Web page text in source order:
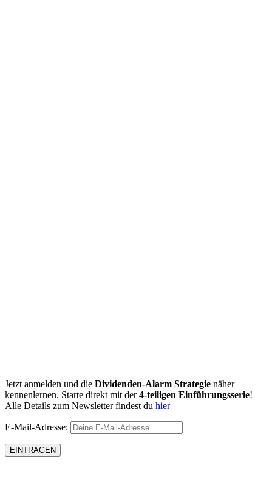
Jetzt anmelden und die Dividenden-Alarm Strategie näher
kennenlernen. Starte direkt mit der4-teiligen Einführungsserie!
Alle Details zum Newsletter findest du hier
E-Mail-Adresse: